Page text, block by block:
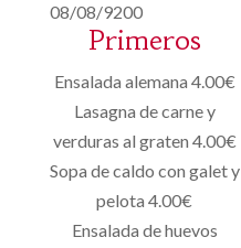
08/08/9200
Primeros
Ensalada alemana 4.00€
Lasagna de carne y
verduras al graten 4.00€
Sopa de caldo con galet y
pelota 4.00€
Ensalada de huevos